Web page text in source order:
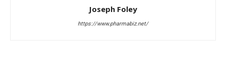
Joseph Foley
https://www.pharmabiz.net/